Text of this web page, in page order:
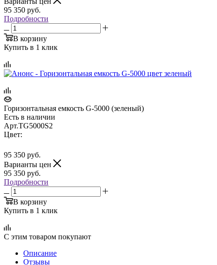
95 350 руб.
Подробности
В корзину
Купить в 1 клик
Горизонтальная емкость G-5000 (зеленый)
Есть в наличии
Арт.TG5000S2
Цвет:
95 350 руб.
Варианты цен
95 350 руб.
Подробности
В корзину
Купить в 1 клик
С этим товаром покупают
Описание
Отзывы